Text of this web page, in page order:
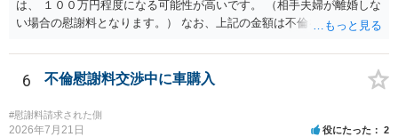
は、 １００万円程度になる可能性が高いです。 （相手夫婦が離婚しな
い場合の慰謝料となります。） なお、上記の金額は不倫をした２名が
半額程度の支払を求める、 求償ができることになります。 その求償権
を放棄する場合の慰謝料相場は、６０万円から８０万円程度になるこ
とが多いです。 （相手夫婦が離婚しませんので、減額してでも求償権
を放棄してもらうメリットがあることになります。） ５年後に離婚す
る可能性について、慰謝料額に影響が出る可能性はないと考えます。
6 不倫慰謝料交渉中に車購入
#慰謝料請求された側
2026年7月21日 役にたった 2